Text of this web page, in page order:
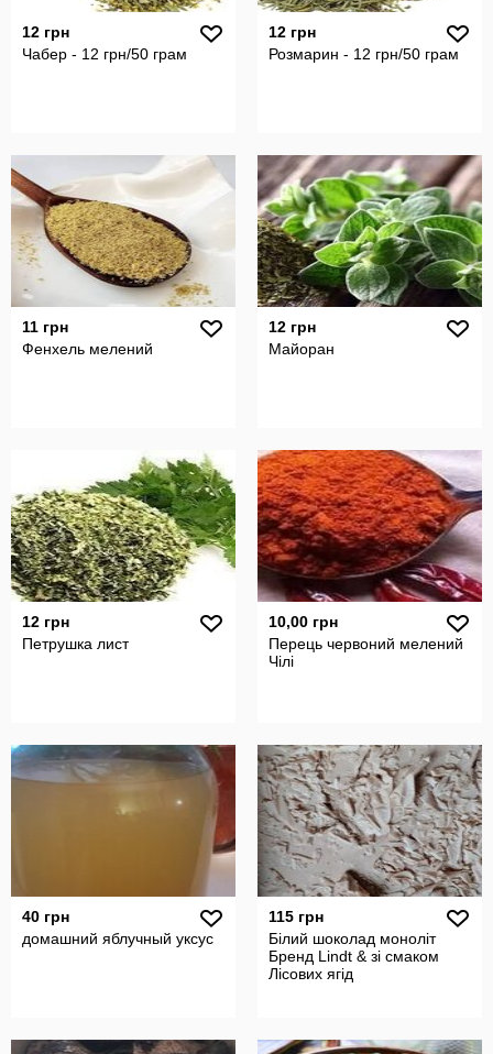
12 грн
Чабер - 12 грн/50 грам
12 грн
Розмарин - 12 грн/50 грам
11 грн
Фенхель мелений
12 грн
Майоран
12 грн
Петрушка лист
10,00 грн
Перець червоний мелений
Чілі
40 грн
домашний яблучный уксус
115 грн
Білий шоколад моноліт
Бренд Lindt & зі смаком
Лісових ягід